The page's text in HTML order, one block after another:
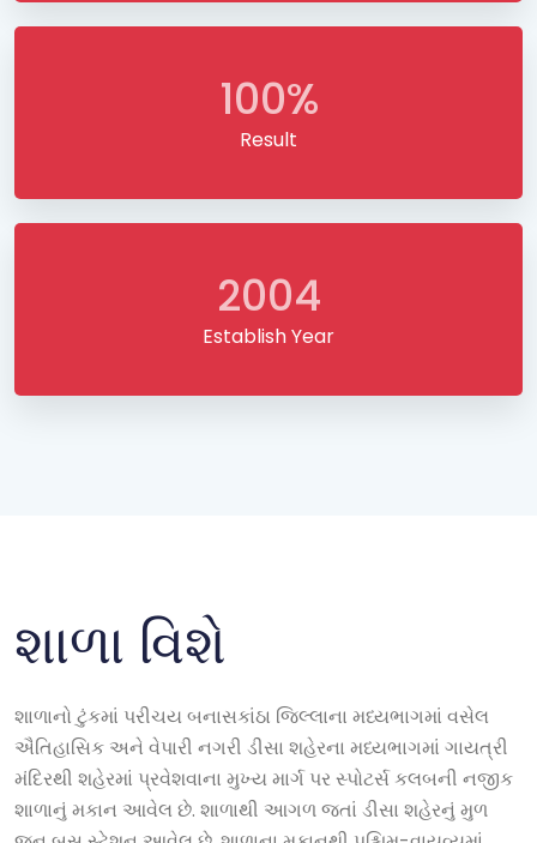
100%
Result
2004
Establish Year
શાળા વિશે
શાળાનો ટુંકમાં પરીચય બનાસકાંઠા જિલ્લાના મધ્યભાગમાં વસેલ
ઐતિહાસિક અને વેપારી નગરી ડીસા શહેરના મધ્યભાગમાં ગાયત્રી
મંદિરથી શહેરમાં પ્રવેશવાના મુખ્ય માર્ગ પર સ્પોટર્સ કલબની નજીક
શાળાનું મકાન આવેલ છે. શાળાથી આગળ જતાં ડીસા શહેરનું મુળ